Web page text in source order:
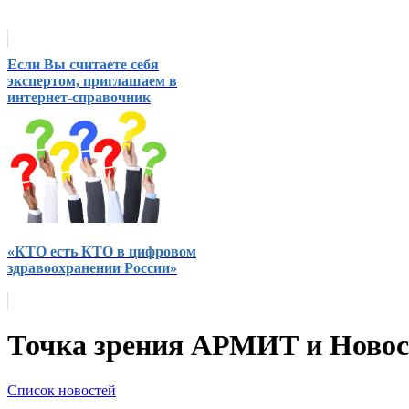
Если Вы считаете себя
экспертом, приглашаем в
интернет-справочник
«КТО есть КТО в цифровом
здравоохранении России»
Точка зрения АРМИТ и
Список новостей